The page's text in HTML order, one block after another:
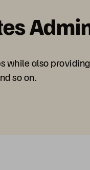
while also
so on.